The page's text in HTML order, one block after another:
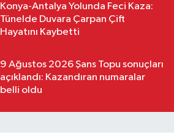
Konya-Antalya Yolunda Feci Kaza:
Tünelde Duvara Çarpan Çift
Hayatını Kaybetti
9 Ağustos 2026 Şans Topu sonuçları
açıklandı: Kazandıran numaralar
belli oldu